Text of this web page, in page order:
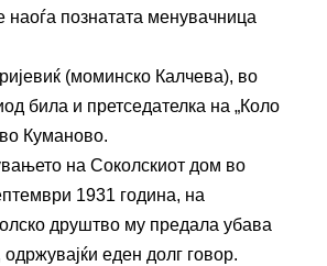
наоѓа познатата менувачница
(моминско Калчева), во
била и претседателка на „Коло
Куманово.
на Соколскиот дом во
1931 година, на
друштво му предала убава
одржувајќи еден долг говор.